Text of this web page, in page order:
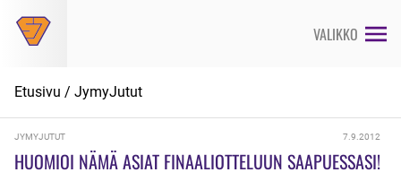
suoraan
VALIKKO
Etusivu / JymyJutut
JYMYJUTUT 7.9.2012
HUOMIOI NÄMÄ ASIAT FINAALIOTTELUUN SAAPUESSASI!